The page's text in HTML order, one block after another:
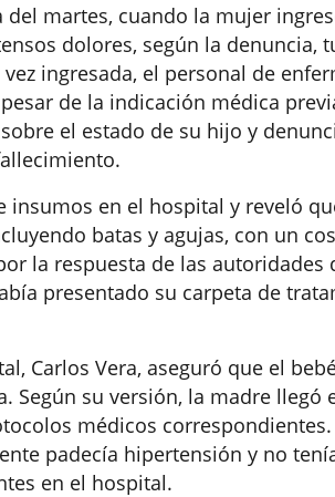
martes, cuando la mujer
dolores, según la denuncia,
ingresada, el personal de
de la indicación médica
el estado de su hijo y
insumos en el hospital y reveló
batas y agujas, con un
la respuesta de las autoridades
presentado su carpeta de
Carlos Vera, aseguró que el
Según su versión, la madre llegó
médicos
padecía hipertensión y no
en el hospital.